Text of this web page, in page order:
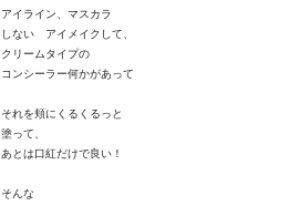
アイライン、マスカラ
しない アイメイク して、
クリームタイプの
コンシーラー何かがあって
それを頬にくるく るっと
塗って、
あとは口紅だけで良い！
そんな